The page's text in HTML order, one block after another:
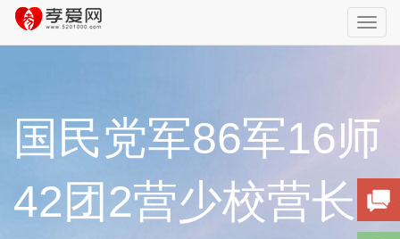
国民党军86军16师
42团2营少校营长